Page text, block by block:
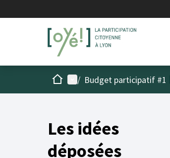
AccueilMenu principal
/ Budget participatif #1
Les idées
déposées